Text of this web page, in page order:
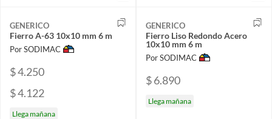
GENERICO
Fierro A-63 10x10 mm 6 m
Por SODIMAC
$ 4.250
$ 4.122
Llega mañana
GENERICO
Fierro Liso Redondo Acero
10x10 mm 6 m
Por SODIMAC
$ 6.890
Llega mañana